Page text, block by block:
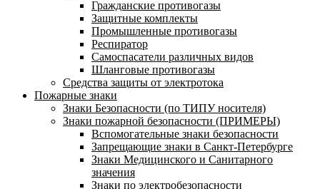
Гражданские противогазы
Защитные комплекты
Промышленные противогазы
Респиратор
Самоспасатели различных видов
Шланговые противогазы
Средства защиты от электротока
Пожарные знаки
Знаки Безопасности (по ТИПУ носителя)
Знаки пожарной безопасности (ПРИМЕРЫ)
Вспомогательные знаки безопасности
Запрещающие знаки в Санкт-Петербурге
Знаки Медицинского и Санитарного
значения
Знаки по электробезопасности